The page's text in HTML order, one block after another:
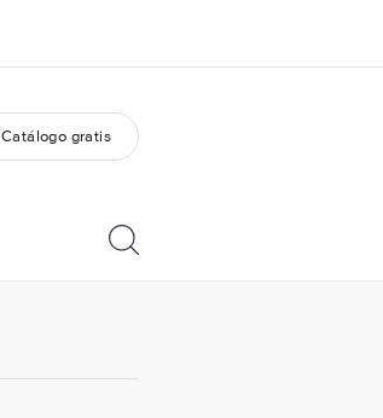
Trabajos
Catálogo gratis